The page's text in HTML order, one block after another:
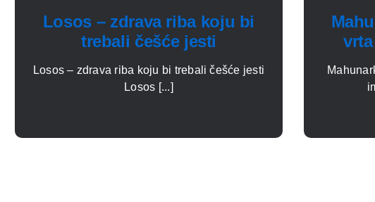
Losos – zdrava riba koju bi
trebali češće jesti
Losos – zdrava riba koju bi trebali češće jesti
Losos [...]